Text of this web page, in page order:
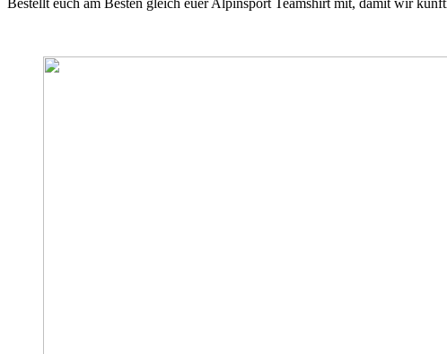
Bestellt euch am Besten gleich euer Alpinsport Teamshirt mit, damit wir